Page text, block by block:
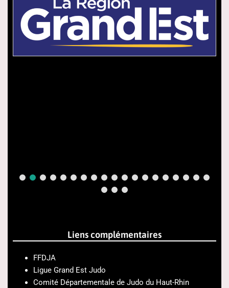
Liens complémentaires
FFDJA
Ligue Grand Est Judo
Comité Départementale de Judo du Haut-Rhin